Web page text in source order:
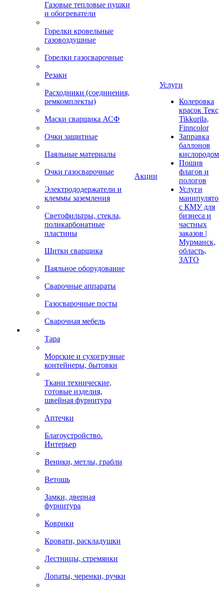
Газовые тепловые пушки
и обогреватели
Горелки кровельные
газовоздушные
Горелки газосварочные
Резаки
Расходники (соединения,
ремкомплекты)
Маски сварщика АСФ
Очки защитные
Паяльные материалы
Очки газосварочные
Электрододержатели и
клеммы заземления
Светофильтры, стекла,
поликарбонатные
пластины
Щитки сварщика
Паяльное оборудование
Сварочные аппараты
Газосварочные посты
Сварочная мебель
Тара
Морские и сухогрузные
контейнеры, бытовки
Ткани технические,
готовые изделия,
швейная фурнитура
Аптечки
Благоустройство.
Интерьер
Веники, метлы, грабли
Ветошь
Замки, дверная
фурнитура
Коврики
Кровати, раскладушки
Лестницы, стремянки
Лопаты, черенки, ручки
Акции
Услуги
Колеровка
красок
Tikkurila,
Finncolor
Заправка
баллонов
кислородом
Пошив
флагов и
пологов
Услуги
с КМУ для
бизнеса и
частных
заказов |
Мурманск,
область,
ЗАТО